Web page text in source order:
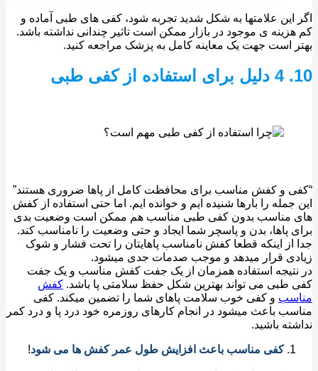
این علامتها به شکل شدید تجربه شود، کفی های طبی آماده و
ی موجود در بازار ممکن است تاثیر چندانی نداشته باشد.
است جهت یک معاینه کامل به پزشک مراجعه کنید.
طبی
و کفش مناسب برای محافظت کامل از پاها ضروری هستند”
را بارها شنیده ایم و خوانده ایم. اما حتی استفاده از کفش
مناسب بدون کفی طبی مناسب هم ممکن است وضعیت بدی
پاها، بدن و پاسچر شما ایجاد و حتی وضعیت را نامناسب کند.
از اینکه قطعا کفش نامناسب پاهایتان را تحت فشار و شوک
قرار میدهد و موجب صدمات جدی میشود.
استفاده همزمان از یک جفت کفش مناسب و یک جفت
طبی می تواند بهترین شکل حفظ سلامتی پا باشد.کفش
و کفی خوب سلامت پاهای شما را تضمین میکند. کفی
باعث میشود در انجام کارهای روزمره خود درد پا و درد کمر
باشید.
کفی مناسب باعث افزایش طول عمر کفش ها می شود